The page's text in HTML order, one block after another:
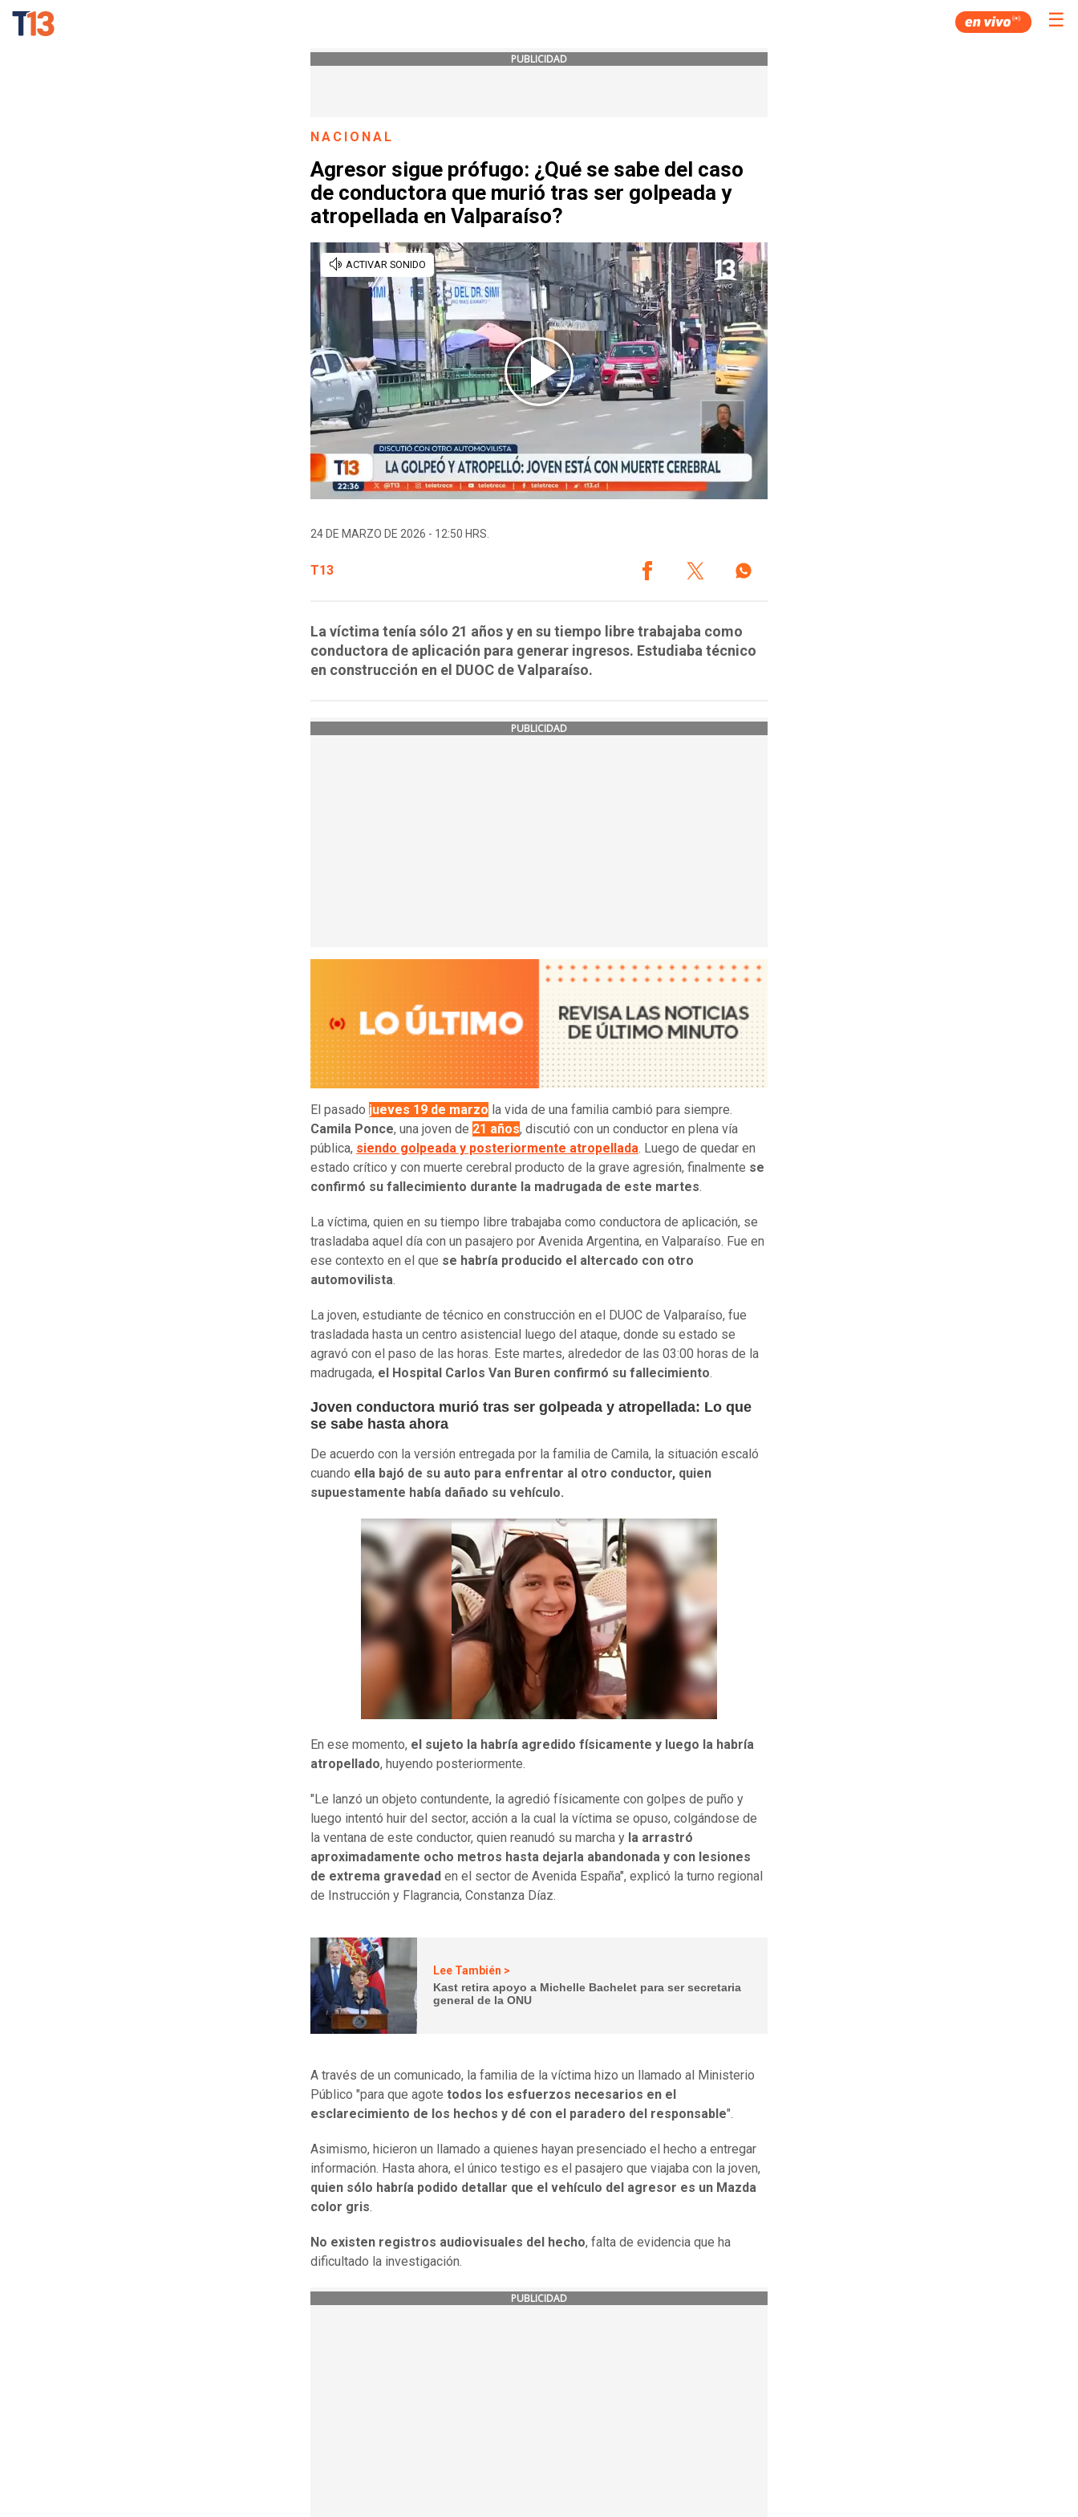
☰
PUBLICIDAD
NACIONAL
Agresor sigue prófugo: ¿Qué se sabe del caso
de conductora que murió tras ser golpeada y
atropellada en Valparaíso?
24 DE MARZO DE 2026 - 12:50 HRS.
T13
La víctima tenía sólo 21 años y en su tiempo libre trabajaba como
conductora de aplicación para generar ingresos. Estudiaba técnico
en construcción en el DUOC de Valparaíso.
PUBLICIDAD
El pasado jueves 19 de marzo la vida de una familia cambió para siempre.
Camila Ponce, una joven de 21 años, discutió con un conductor en plena vía
pública, siendo golpeada y posteriormente atropellada. Luego de quedar en
estado crítico y con muerte cerebral producto de la grave agresión, finalmente se
confirmó su fallecimiento durante la madrugada de este martes.
La víctima, quien en su tiempo libre trabajaba como conductora de aplicación, se
trasladaba aquel día con un pasajero por Avenida Argentina, en Valparaíso. Fue en
ese contexto en el que se habría producido el altercado con otro
automovilista.
La joven, estudiante de técnico en construcción en el DUOC de Valparaíso, fue
trasladada hasta un centro asistencial luego del ataque, donde su estado se
agravó con el paso de las horas. Este martes, alrededor de las 03:00 horas de la
madrugada, el Hospital Carlos Van Buren confirmó su fallecimiento.
Joven conductora murió tras ser golpeada y atropellada: Lo que
se sabe hasta ahora
De acuerdo con la versión entregada por la familia de Camila, la situación escaló
cuando ella bajó de su auto para enfrentar al otro conductor, quien
supuestamente había dañado su vehículo.
En ese momento, el sujeto la habría agredido físicamente y luego la habría
atropellado, huyendo posteriormente.
"Le lanzó un objeto contundente, la agredió físicamente con golpes de puño y
luego intentó huir del sector, acción a la cual la víctima se opuso, colgándose de
la ventana de este conductor, quien reanudó su marcha y la arrastró
aproximadamente ocho metros hasta dejarla abandonada y con lesiones
de extrema gravedad en el sector de Avenida España", explicó la turno regional
de Instrucción y Flagrancia, Constanza Díaz.
Lee También >
Kast retira apoyo a Michelle Bachelet para ser secretaria
general de la ONU
A través de un comunicado, la familia de la víctima hizo un llamado al Ministerio
Público "para que agote todos los esfuerzos necesarios en el
esclarecimiento de los hechos y dé con el paradero del responsable".
Asimismo, hicieron un llamado a quienes hayan presenciado el hecho a entregar
información. Hasta ahora, el único testigo es el pasajero que viajaba con la joven,
quien sólo habría podido detallar que el vehículo del agresor es un Mazda
color gris.
No existen registros audiovisuales del hecho, falta de evidencia que ha
dificultado la investigación.
PUBLICIDAD